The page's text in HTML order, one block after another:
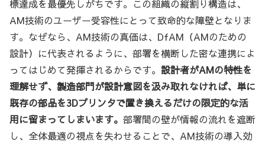
標達成を最優先しがちです。この組織の縦割り構造は、
AM技術のユーザー受容性にとって致命的な障壁となりま
す。なぜなら、AM技術の真価は、DfAM（AMのための
設計）に代表されるように、部署を横断した密な連携によ
ってはじめて発揮されるからです。 設計者がAMの特性を
理解せず、製造部門が設計意図を汲み取れなければ、単に
既存の部品を3Dプリンタで置き換えるだけの限定的な活
用に留まってしまいます。 部署間の壁が情報の流れを遮断
し、全体最適の視点を失わせることで、AM技術の導入効